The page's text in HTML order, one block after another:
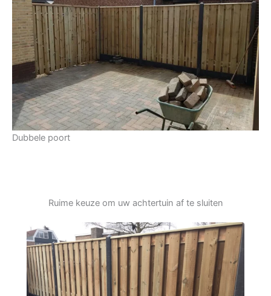
Dubbele poort
Ruime keuze om uw achtertuin af te sluiten